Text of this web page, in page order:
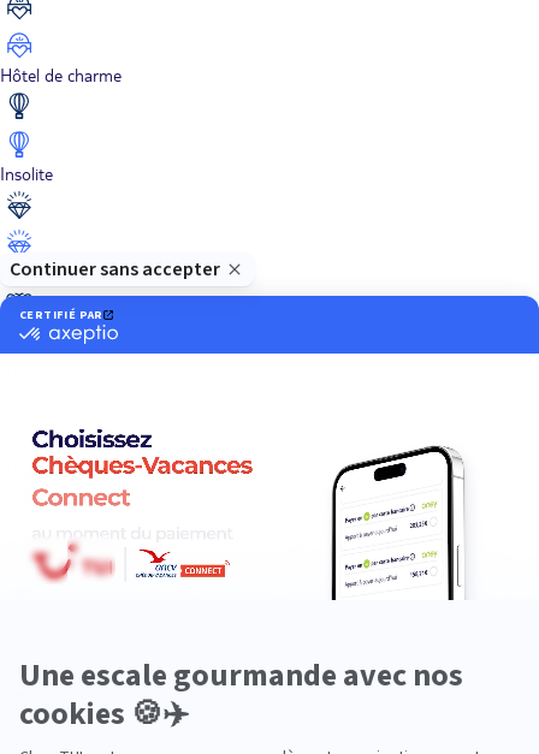
Hôtel de charme
Insolite
Luxe
Neige
Plongée
Premium